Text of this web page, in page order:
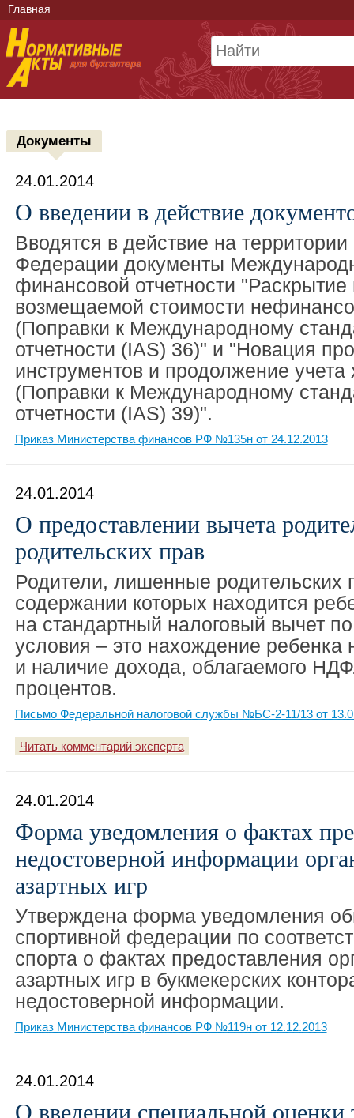
Главная
Документы
24.01.2014
О введении в действие
Вводятся в действие на
Федерации документы
финансовой отчетности
возмещаемой стоимости
(Поправки к Международному
отчетности (IAS) 36)" и "Новация
инструментов и продолжение
(Поправки к Международному
отчетности (IAS) 39)".
Приказ Министерства финансов РФ №135н от 24.12.2013
24.01.2014
О предоставлении вычета
родительских прав
Родители, лишенные родительских
содержании которых находится
на стандартный налоговый вычет
условия – это нахождение ребенка
и наличие дохода, облагаемого
процентов.
Письмо Федеральной налоговой службы №БС-2-11/13 от
Читать комментарий эксперта
24.01.2014
Форма уведомления о фактах
недостоверной информации
азартных игр
Утверждена форма уведомления
спортивной федерации по
спорта о фактах предоставления
азартных игр в букмекерских
недостоверной информации.
Приказ Министерства финансов РФ №119н от 12.12.2013
24.01.2014
О введении специальной оценки